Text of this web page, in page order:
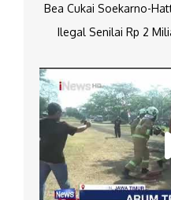
Bea Cukai Soekarno-
Ilegal Senilai Rp 2